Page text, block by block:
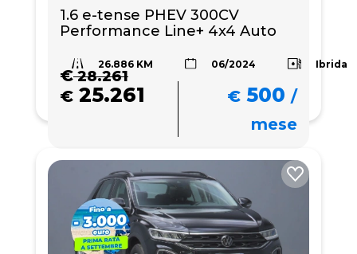
1.6 e-tense PHEV 300CV
Performance Line+ 4x4 Auto
26.886 KM 06/2024 Ibrida
€28.261
€ 25.261 € 500 /
mese